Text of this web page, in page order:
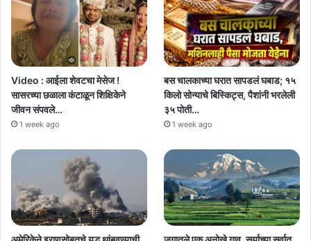
Video : आईला शेवटचा मेसेज !
सासरच्या छळाला कंटाळून शिक्षिकेने
जीवन संपवले…
1 week ago
बस चालकाच्या घरात सापडलं घबाड; १५
किलो सोन्याचे बिस्किट्स, पैशांनी भरलेली
३५ पोती…
1 week ago